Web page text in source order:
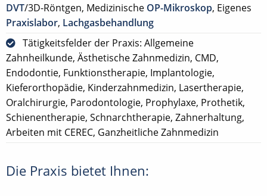
DVT/3D-Röntgen, Medizinische OP-Mikroskop, Eigenes
Praxislabor, Lachgasbehandlung
Tätigkeitsfelder der Praxis: Allgemeine
Zahnheilkunde, Ästhetische Zahnmedizin, CMD,
Endodontie, Funktionstherapie, Implantologie,
Kieferorthopädie, Kinderzahnmedizin, Lasertherapie,
Oralchirurgie, Parodontologie, Prophylaxe, Prothetik,
Schienentherapie, Schnarchtherapie, Zahnerhaltung,
Arbeiten mit CEREC, Ganzheitliche Zahnmedizin
Die Praxis bietet Ihnen: